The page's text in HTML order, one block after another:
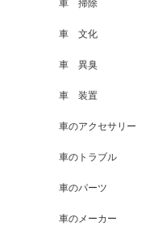
車 掃除
車 文化
車 異臭
車 装置
車のアクセサリー
車のトラブル
車のパーツ
車のメーカー